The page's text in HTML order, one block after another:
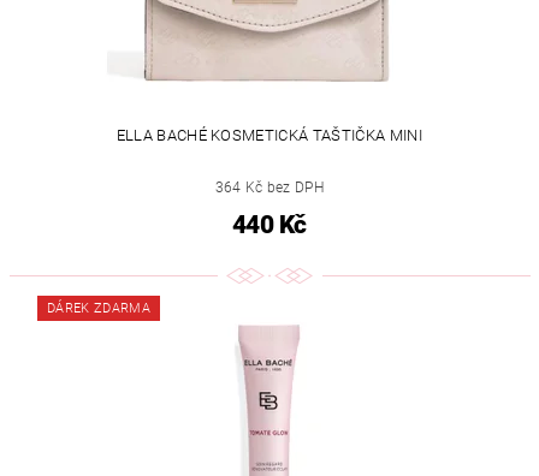
ELLA BACHÉ KOSMETICKÁ TAŠTIČKA MINI
364 Kč bez DPH
440 Kč
DÁREK ZDARMA